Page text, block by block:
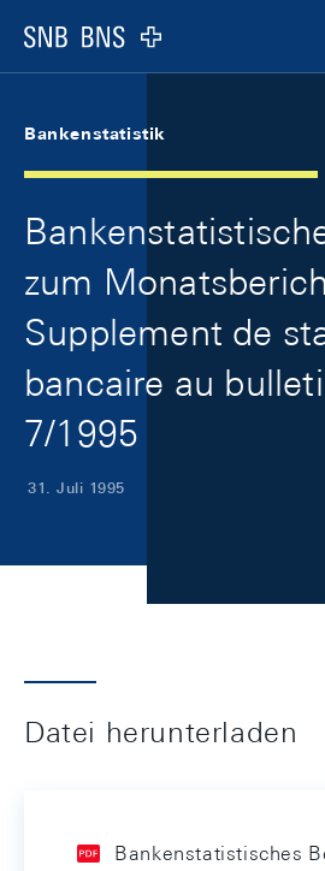
Logo
Bankenstatistik
zum
Supplement de
bancaire au
7/1995
31. Juli 1995
Datei herunterladen
Bankenstatistisches